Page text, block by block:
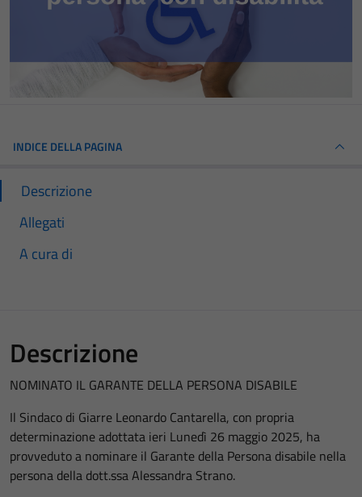
INDICE DELLA PAGINA
Descrizione
Allegati
A cura di
Descrizione
NOMINATO IL GARANTE DELLA PERSONA DISABILE
Il Sindaco di Giarre Leonardo Cantarella, con propria
determinazione adottata ieri Lunedì 26 maggio 2025, ha
provveduto a nominare il Garante della Persona disabile nella
persona della dott.ssa Alessandra Strano.